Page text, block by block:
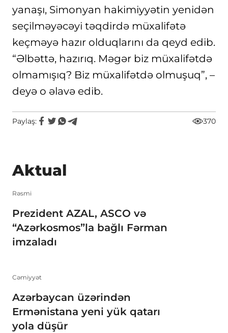
yanaşı, Simonyan hakimiyyətin yenidən
seçilməyəcəyi təqdirdə müxalifətə
keçməyə hazır olduqlarını da qeyd edib.
“Əlbəttə, hazırıq. Məgər biz müxalifətdə
olmamışıq? Biz müxalifətdə olmuşuq”, –
deyə o əlavə edib.
Paylaş: 370
Aktual
Rəsmi
Prezident AZAL, ASCO və
“Azərkosmos”la bağlı Fərman
imzaladı
Cəmiyyət
Azərbaycan üzərindən
Ermənistana yeni yük qatarı
yola düşür